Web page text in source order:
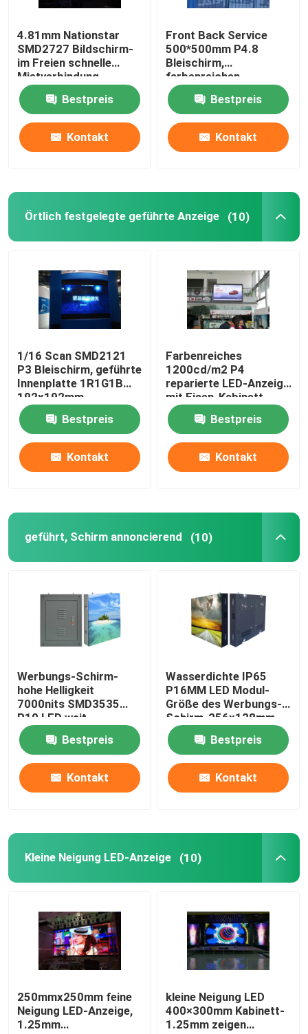
Produkte
Über uns
Fabrik-Ausflug
Qualitätskontrolle
Nachrichten
Fälle
Innenmiete-LED-Anzeige
Miete-LED-Anzeige im Freien
Örtlich festgelegte geführte Anzeige
Kleine Neigung LED-Anzeige
LED-Stadiums-Hintergrund-Schirm
LED-Plakat-Anzeige
Tanzboden führte Schirm
Bewegliche LKW LED-Anzeige
4.81mm Nationstar
SMD2727 Bildschirm-
im Freien schnelle
Mietverbindung
Bestpreis
Kontakt
Front Back Service
500*500mm P4.8
Bleischirm,
farbenreichen
Bleischirm IP65 im
Freien
Bestpreis
Kontakt
Örtlich festgelegte geführte Anzeige (10)
1/16 Scan SMD2121
P3 Bleischirm, geführte
Innenplatte 1R1G1B
192x192mm
Bestpreis
Kontakt
Farbenreiches
1200cd/m2 P4
reparierte LED-Anzeige
mit Eisen-Kabinett
640*640mm
Bestpreis
Kontakt
geführt, Schirm annoncierend (10)
Werbungs-Schirm-
hohe Helligkeit
7000nits SMD3535
P10 LED weit
horizontal
Bestpreis
Kontakt
Wasserdichte IP65
P16MM LED Modul-
Größe des Werbungs-
Schirm-256x128mm
Bestpreis
Kontakt
Kleine Neigung LED-Anzeige (10)
250mmx250mm feine
Neigung LED-Anzeige,
1.25mm
kleine Neigung LED
400×300mm Kabinett-
1.25mm zeigen